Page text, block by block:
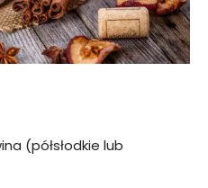
(półsłodkie lub